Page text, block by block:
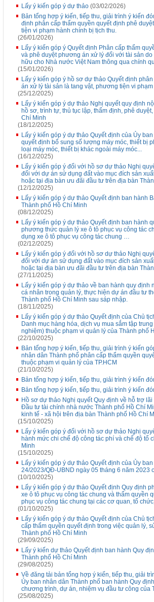
Lấy ý kiến góp ý dự thảo (03/02/2026)
Bản tổng hợp ý kiến, tiếp thu, giải trình ý kiến
định phân cấp thẩm quyền quyết định phê
tiện vi phạm hành chính bị tịch thu.
(26/01/2026)
Lấy ý kiến góp ý Quyết định Phân cấp thẩm
và phê duyệt phương án xử lý đối với tài sản
hữu cho Nhà nước Việt Nam thông qua chính
(15/01/2026)
Lấy ý kiến góp ý hồ sơ dự thảo Quyết định
án xử lý tài sản là tang vật, phương tiện vi
(25/12/2025)
Lấy ý kiến góp ý dự thảo Nghị quyết quy định
hồ sơ, trình tự, thủ tục lập, thẩm định, phê
Chí Minh
(18/12/2025)
Lấy ý kiến góp ý dự thảo Quyết định của Ủy
quyết định bổ sung số lượng máy móc, thiết bị
loại máy móc, thiết bị khác ngoài máy móc...
(16/12/2025)
Lấy ý kiến góp ý đối với hồ sơ dự thảo Nghị
đối với dự án sử dụng đất vào mục đích sản
hoặc tại địa bàn ưu đãi đầu tư trên địa bàn
(12/12/2025)
Lấy ý kiến góp ý dự thảo Quyết định ban hành
Thành phố Hồ Chí Minh
(08/12/2025)
Lấy ý kiến góp ý dự thảo Quyết định ban hành
phương thức quản lý xe ô tô phục vụ công tác
dụng xe ô tô phục vụ công tác chung …
(02/12/2025)
Lấy ý kiến góp ý đối với hồ sơ dự thảo Nghị
đối với dự án sử dụng đất vào mục đích sản
hoặc tại địa bàn ưu đãi đầu tư trên địa bàn
(27/11/2025)
Lấy ý kiến góp ý dự thảo về ban hành quy
cá nhân trong quản lý, thực hiện dự án đầu tư
Thành phố Hồ Chí Minh sau sáp nhập.
(18/11/2025)
Lấy ý kiến góp ý dự thảo Quyết định của Chủ
Danh mục hàng hóa, dịch vụ mua sắm tập
nghiệm) thuộc phạm vi quản lý của Thành phố
(22/10/2025)
Bản tổng hợp ý kiến, tiếp thu, giải trình ý kiến
nhân dân Thành phố phân cấp thẩm quyền
thuộc phạm vi quản lý của TP.HCM
(21/10/2025)
Bản tổng hợp ý kiến, tiếp thu, giải trình ý kiến
Bản tổng hợp ý kiến, tiếp thu, giải trình ý kiến
Hồ sơ dự thảo Nghị quyết Quy định về hỗ trợ
Đầu tư tài chính nhà nước Thành phố Hồ Chí
kinh tế - xã hội trên địa bàn Thành phố Hồ Chí
(15/10/2025)
Lấy ý kiến góp ý đối với hồ sơ dự thảo Nghị
hành mức chi chế độ công tác phí và chế độ
Minh
(15/10/2025)
Lấy ý kiến góp ý dự thảo Quyết định của Ủy
24/2023/QĐ-UBND ngày 05 tháng 6 năm 2023
(10/10/2025)
Lấy ý kiến góp ý dự thảo Quyết định Quy định
xe ô tô phục vụ công tác chung và thẩm quyền
phục vụ công tác chung tại các cơ quan, tổ
(01/10/2025)
Lấy ý kiến góp ý dự thảo Quyết định của Chủ
cấp thẩm quyền quyết định trong việc quản lý,
Thành phố Hồ Chí Minh
(29/09/2025)
Lấy ý kiến dự thảo Quyết định ban hành Quy
Thành phố Hồ Chí Minh
(29/08/2025)
Về đăng tải bản tổng hợp ý kiến, tiếp thu, giải
Ủy ban nhân dân Thành phố ban hành Quy
chương trình, dự án, nhiệm vụ đầu tư công của
(25/08/2025)